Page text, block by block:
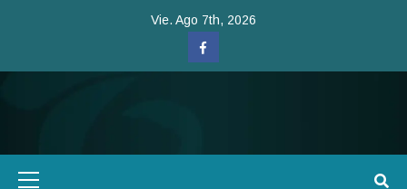
Vie. Ago 7th, 2026
Facebook